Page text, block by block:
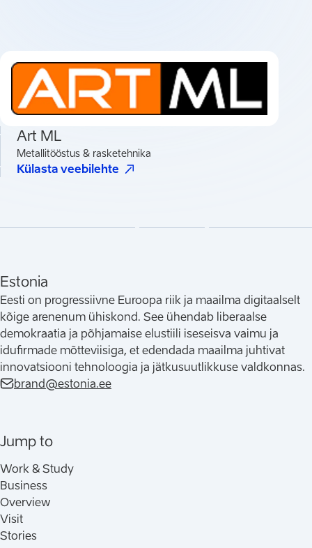
Art ML
Metallitööstus & rasketehnika
Külasta veebilehte
Estonia
Eesti on progressiivne Euroopa riik ja maailma digitaalselt
kõige arenenum ühiskond. See ühendab liberaalse
demokraatia ja põhjamaise elustiili iseseisva vaimu ja
idufirmade mõtteviisiga, et edendada maailma juhtivat
innovatsiooni tehnoloogia ja jätkusuutlikkuse valdkonnas.
brand@estonia.ee
Jump to
Work & Study
Business
Overview
Visit
Stories